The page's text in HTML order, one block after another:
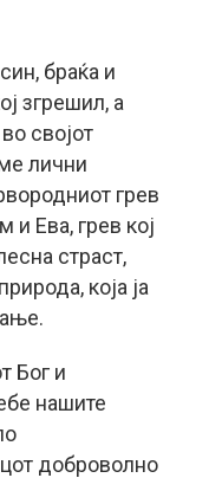
браќа и
згрешил, а
својот
лични
грев
и Ева, грев кој
страст,
која ја
Бог и
нашите
доброволно